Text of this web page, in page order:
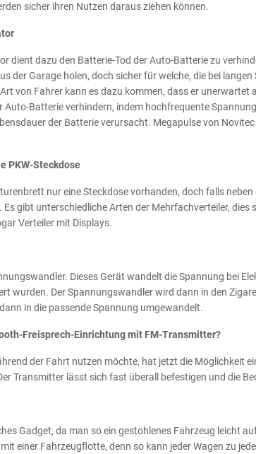
sicher ihren Nutzen daraus ziehen können.
dient dazu den Batterie-Tod der Auto-Batterie zu
der Garage holen, doch sicher für welche, die bei
von Fahrer kann es dazu kommen, dass er unerwartet
Auto-Batterie verhindern, indem hochfrequente
der Batterie verursacht. Megapulse von
PKW-Steckdose
nur eine Steckdose vorhanden, doch falls
Es gibt unterschiedliche Arten der Mehrfachverteiler,
Verteiler mit Displays.
Dieses Gerät wandelt die Spannung bei
wurden. Der Spannungswandler wird dann in den
in die passende Spannung umgewandelt.
Freisprech-Einrichtung mit FM-Transmitter?
der Fahrt nutzen möchte, hat jetzt die Möglichkeit
Transmitter lässt sich fast überall befestigen und die
Gadget, da man so ein gestohlenes Fahrzeug leicht
einer Fahrzeugflotte, denn so kann jeder Wagen zu